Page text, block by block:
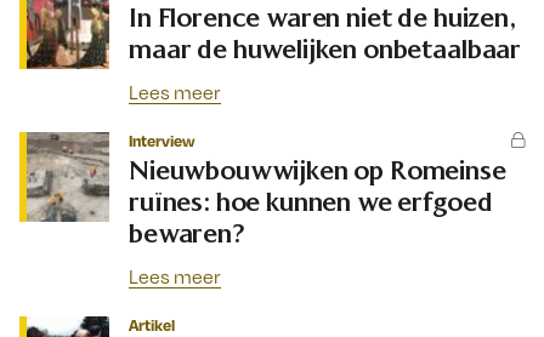
In Florence waren niet de huizen,
maar de huwelijken onbetaalbaar
Lees meer
Interview
Nieuwbouwwijken op Romeinse
ruïnes: hoe kunnen we erfgoed
bewaren?
Lees meer
Artikel